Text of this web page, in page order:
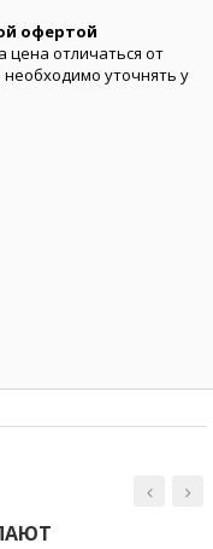
офертой
цена отличаться от
уточнять у